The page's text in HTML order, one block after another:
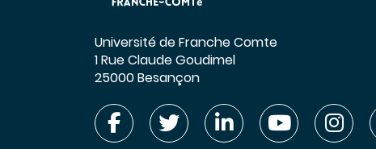
Université de Franche Comte
1 Rue Claude Goudimel
25000 Besançon